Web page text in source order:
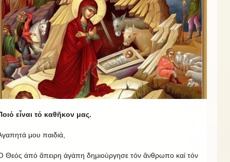
εἶναι τό καθῆκον μας.
μου παιδιά,
Θεός ἀπό ἄπειρη ἀγάπη δημιούργησε τόν ἄνθρωπο καί τόν